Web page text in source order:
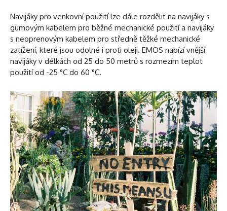
Navijáky pro venkovní použití lze dále rozdělit na navijáky s
gumovým kabelem pro běžné mechanické použití a navijáky
s neoprenovým kabelem pro středně těžké mechanické
zatížení, které jsou odolné i proti oleji. EMOS nabízí vnější
navijáky v délkách od 25 do 50 metrů s rozmezím teplot
použití od -25 °C do 60 °C.